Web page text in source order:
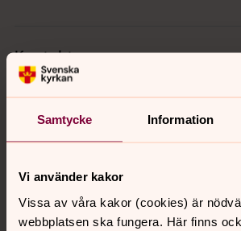
Samtycke Information
Vi använder kakor
Vissa av våra kakor (cookies) är
webbplatsen ska fungera. Här finns
Kontakt
Kalender
Hitta snabbt